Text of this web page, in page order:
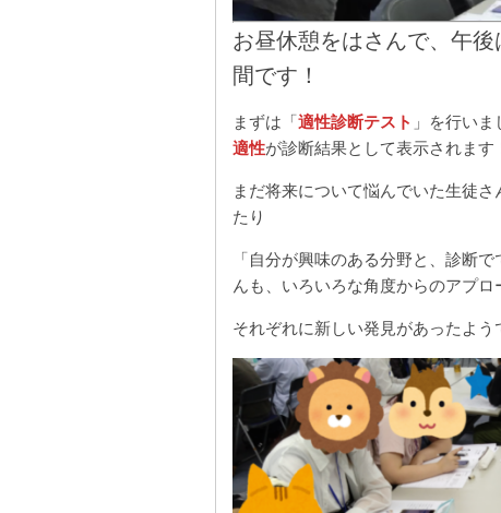
お昼休憩をはさんで、午
間です！
まずは「適性診断テスト 」を行いま
適性が診断結果として表示されます
まだ将来について悩んでいた生徒
たり
「自分が興味のある分野と、診断
んも、いろいろな角度からのアプロ
それぞれに新しい発見があったよう